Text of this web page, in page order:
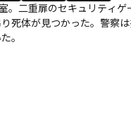
。二重扉のセキュリティ
死体が見つかった。警察
。